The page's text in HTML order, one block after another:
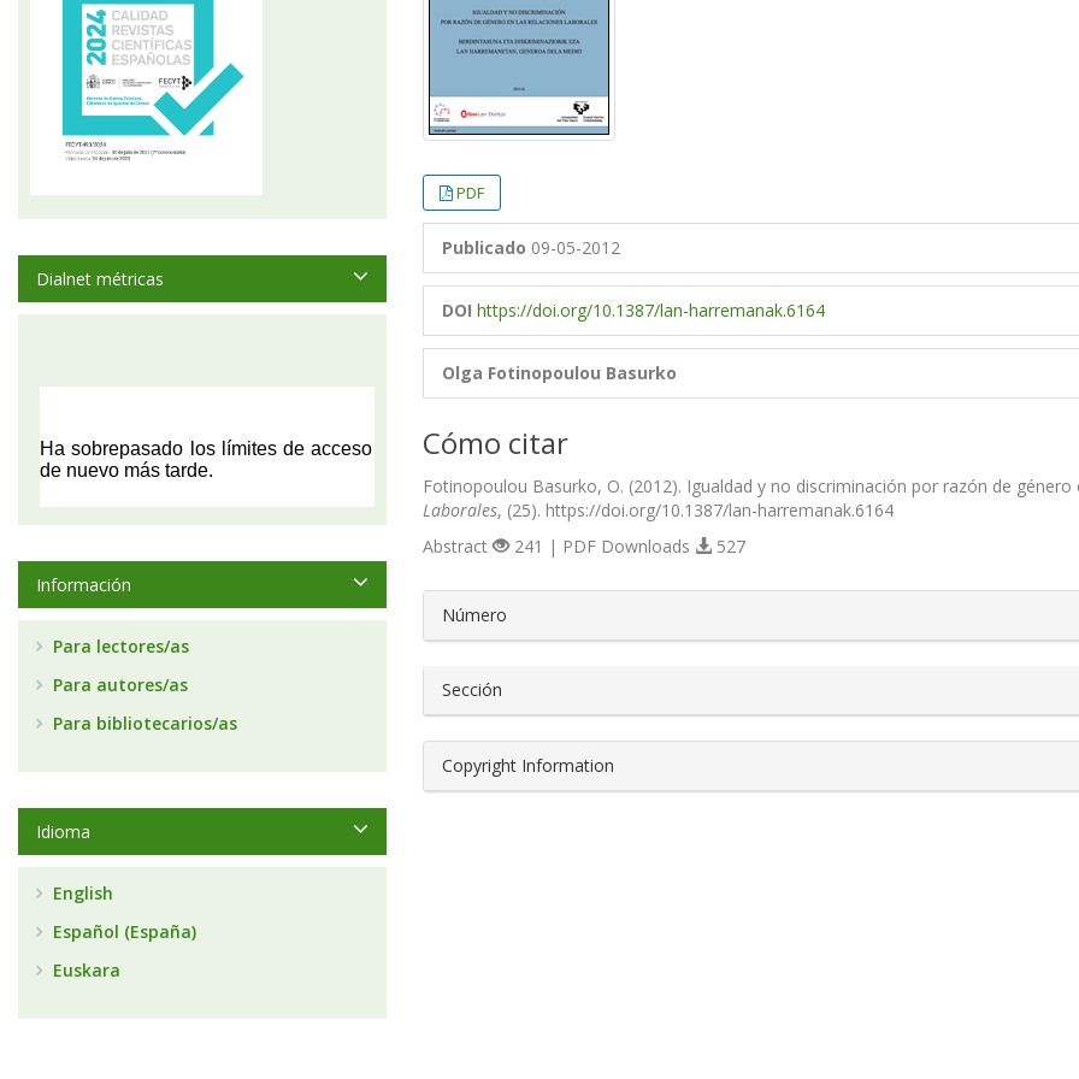
PDF
Publicado 09-05-2012
DOI https://doi.org/10.1387/lan-harremanak.6164
Olga Fotinopoulou Basurko
Cómo citar
Fotinopoulou Basurko, O. (2012). Igualdad y no discriminación por razón de género
Laborales, (25). https://doi.org/10.1387/lan-harremanak.6164
Abstract 241 | PDF Downloads 527
##plugins.themes.bootstrap3.article.details##
Número
Sección
Copyright Information
Dialnet métricas
Información
Para lectores/as
Para autores/as
Para bibliotecarios/as
Idioma
English
Español (España)
Euskara